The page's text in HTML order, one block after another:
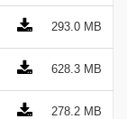
293.0 MB
628.3 MB
278.2 MB